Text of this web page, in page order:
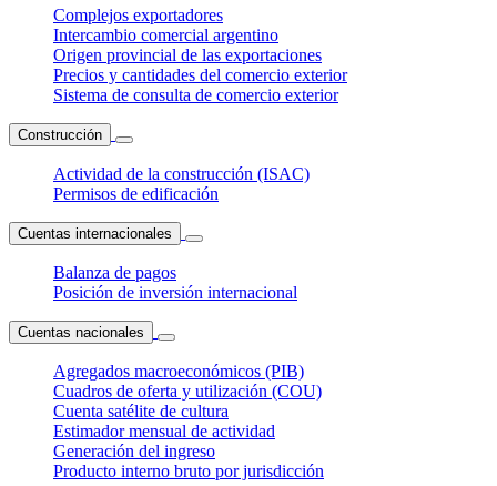
Complejos exportadores
Intercambio comercial argentino
Origen provincial de las exportaciones
Precios y cantidades del comercio exterior
Sistema de consulta de comercio exterior
Construcción
Actividad de la construcción (ISAC)
Permisos de edificación
Cuentas internacionales
Balanza de pagos
Posición de inversión internacional
Cuentas nacionales
Agregados macroeconómicos (PIB)
Cuadros de oferta y utilización (COU)
Cuenta satélite de cultura
Estimador mensual de actividad
Generación del ingreso
Producto interno bruto por jurisdicción